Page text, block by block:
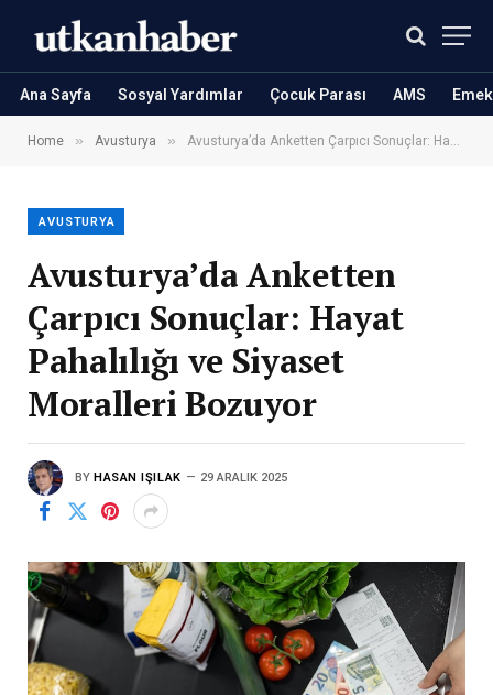
Ana Sayfa Sosyal Yardımlar Çocuk Parası AMS
Home » Avusturya » Avusturya’da Anketten Çarpıcı Sonuçlar: Hayat Pahalılığı ve Siyaset Moralleri Bozuyor
AVUSTURYA
Avusturya’da Anketten
Çarpıcı Sonuçlar: Hayat
Pahalılığı ve Siyaset
Moralleri Bozuyor
BY HASAN IŞILAK 29 ARALIK 2025